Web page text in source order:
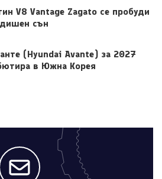
V8 Vantage Zagato се пробуди
сън
(Hyundai Avante) за 2027
в Южна Корея